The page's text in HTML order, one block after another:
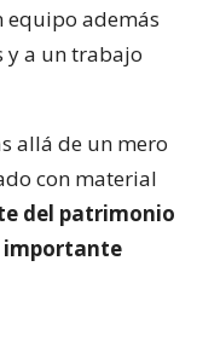
equipo además
y a un trabajo
allá de un mero
con material
del patrimonio
importante